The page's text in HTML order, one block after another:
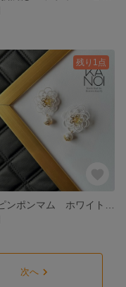
残り1点
次へ